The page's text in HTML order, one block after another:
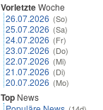
VorletzteWoche
26.07.2026 (So)
25.07.2026 (Sa)
24.07.2026 (Fr)
23.07.2026 (Do)
22.07.2026 (Mi)
21.07.2026 (Di)
20.07.2026 (Mo)
Top News